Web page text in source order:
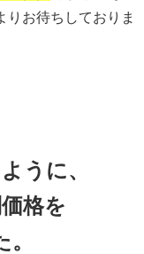
りお待ちしておりま
うに、
格を